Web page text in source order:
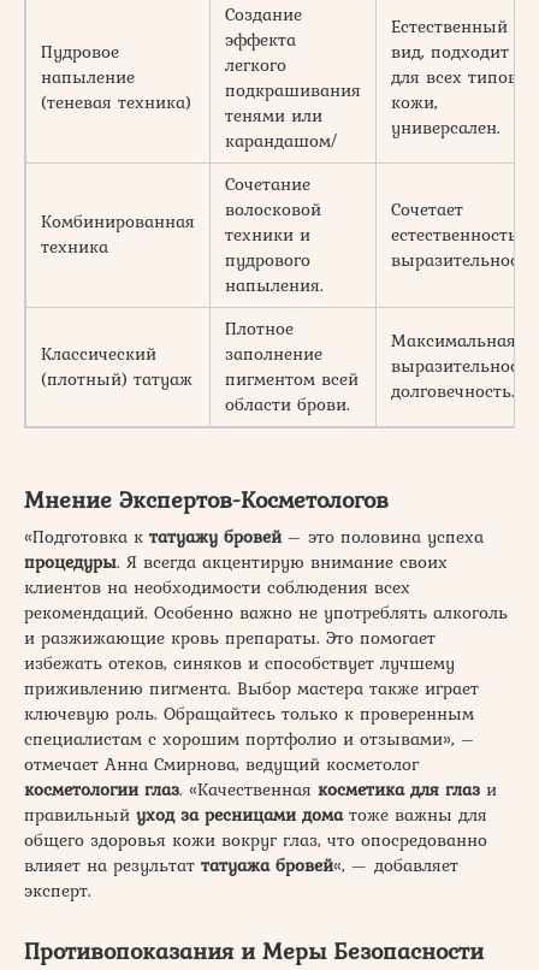
Пудровое
напыление
(теневая техника)
Создание
эффекта
легкого
подкрашивания
тенями или
карандашом/
Естественный
вид, подходит
для всех типов
кожи,
универсален.
Комбинированная
техника
Сочетание
волосковой
техники и
пудрового
напыления.
Сочетает
естественность и
выразительность.
Классический
(плотный) татуаж
Плотное
заполнение
пигментом всей
области брови.
Максимальная
выразительность,
долговечность.
Мнение Экспертов-Косметологов
«Подготовка к татуажу бровей– это половина успеха
процедуры. Я всегда акцентирую внимание своих
клиентов на необходимости соблюдения всех
рекомендаций. Особенно важно не употреблять алкоголь
и разжижающие кровь препараты. Это помогает
избежать отеков, синяков и способствует лучшему
приживлению пигмента. Выбор мастера также играет
ключевую роль. Обращайтесь только к проверенным
специалистам с хорошим портфолио и отзывами», –
отмечает Анна Смирнова, ведущий косметолог
косметологии глаз. «Качественная косметика для глаз и
правильный уход за ресницами доматоже важны для
общего здоровья кожи вокруг глаз, что опосредованно
влияет на результат татуажа бровей«, — добавляет
эксперт.
Противопоказания и Меры Безопасности